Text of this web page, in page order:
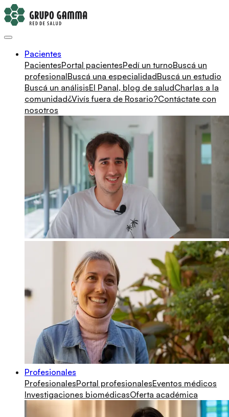
Pacientes
PacientesPortal pacientesPedí un turnoBuscá un
profesionalBuscá una especialidadBuscá un estudio
Buscá un análisisEl Panal, blog de saludCharlas a la
comunidad¿Vivís fuera de Rosario?Contáctate con
nosotros
Profesionales
ProfesionalesPortal profesionalesEventos médicos
Investigaciones biomédicasOferta académica